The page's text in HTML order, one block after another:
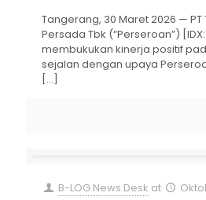
Tangerang, 30 Maret 2026 — PT
Persada Tbk (“Perseroan”) [IDX:
membukukan kinerja positif
sejalan dengan upaya
[…]
B-LOG News Desk at